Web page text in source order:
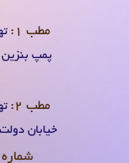
مطب 1:
مطب 2:
خیابان دولت - پلاک 550